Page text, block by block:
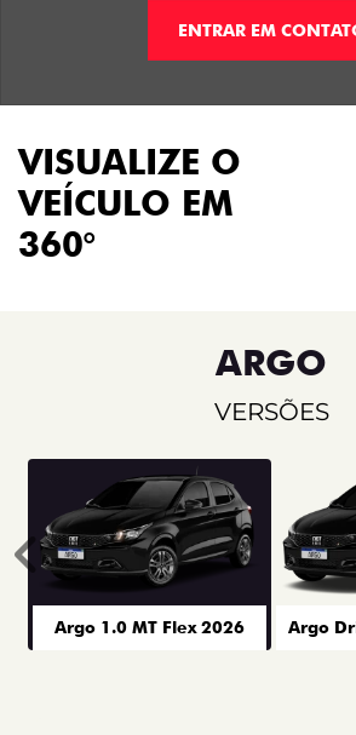
ENTRAR EM
VISUALIZE O
VEÍCULO EM
360°
ARGO
VERSÕES
Argo 1.0 MT Flex 2026 Argo
Anterior